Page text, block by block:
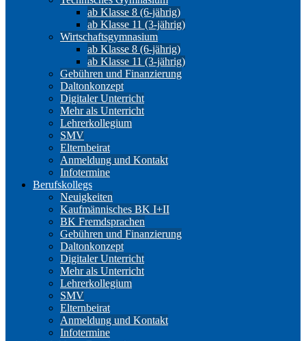
ab Klasse 8 (6-jährig)
ab Klasse 11 (3-jährig)
Wirtschaftsgymnasium
ab Klasse 8 (6-jährig)
ab Klasse 11 (3-jährig)
Gebühren und Finanzierung
Daltonkonzept
Digitaler Unterricht
Mehr als Unterricht
Lehrerkollegium
SMV
Elternbeirat
Anmeldung und Kontakt
Infotermine
Berufskollegs
Neuigkeiten
Kaufmännisches BK I+II
BK Fremdsprachen
Gebühren und Finanzierung
Daltonkonzept
Digitaler Unterricht
Mehr als Unterricht
Lehrerkollegium
SMV
Elternbeirat
Anmeldung und Kontakt
Infotermine